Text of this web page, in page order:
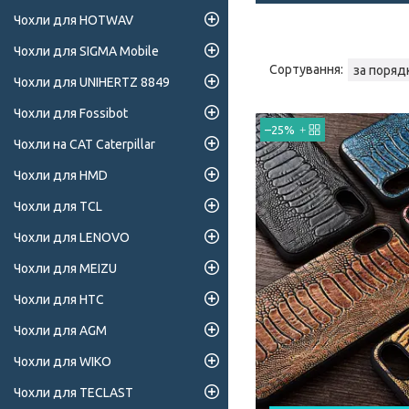
–25%
Чохли для HOTWAV
Чохли для SIGMA Mobile
Чохли для UNIHERTZ 8849
Чохли для Fossibot
Чохли на CAT Caterpillar
Чохли для HMD
Чохли для TCL
Чохли для LENOVO
Чохли для MEIZU
Чохли для HTC
Чохли для AGM
Чохли для WIKO
Чохли для TECLAST